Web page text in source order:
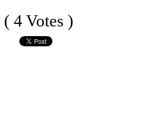
( 4 Votes )